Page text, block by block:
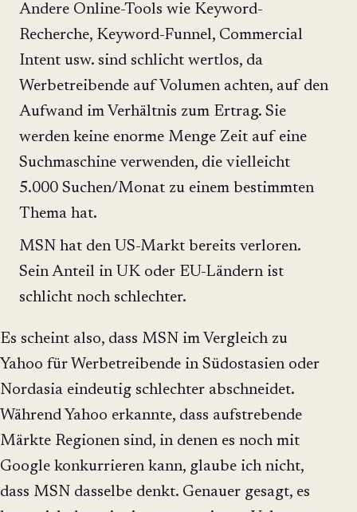
Andere Online-Tools wie Keyword-
Recherche, Keyword-Funnel, Commercial
Intent usw. sind schlicht wertlos, da
Werbetreibende auf Volumen achten, auf den
Aufwand im Verhältnis zum Ertrag. Sie
werden keine enorme Menge Zeit auf eine
Suchmaschine verwenden, die vielleicht
5.000 Suchen/Monat zu einem bestimmten
Thema hat.
MSN hat den US-Markt bereits verloren.
Sein Anteil in UK oder EU-Ländern ist
schlicht noch schlechter.
Es scheint also, dass MSN im Vergleich zu
Yahoo für Werbetreibende in Südostasien oder
Nordasia eindeutig schlechter abschneidet.
Während Yahoo erkannte, dass aufstrebende
Märkte Regionen sind, in denen es noch mit
Google konkurrieren kann, glaube ich nicht,
dass MSN dasselbe denkt. Genauer gesagt, es